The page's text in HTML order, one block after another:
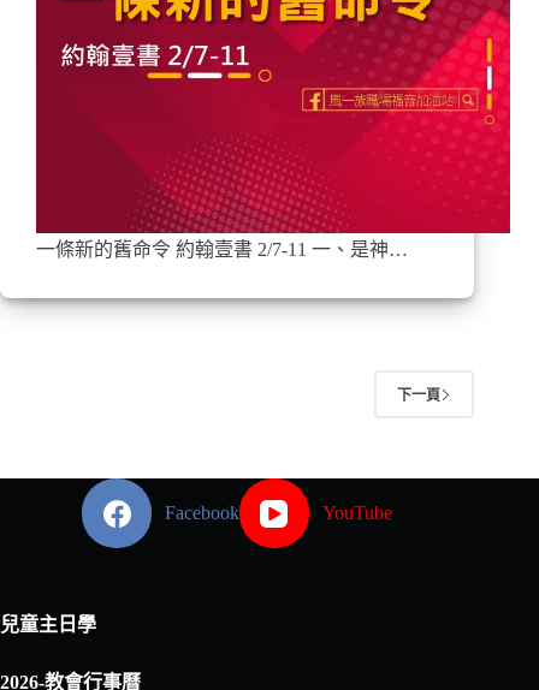
一條新的舊命令 約翰壹書 2/7-11 一、是神…
下一頁
Facebook YouTube
兒童主日學
2026-教會行事曆